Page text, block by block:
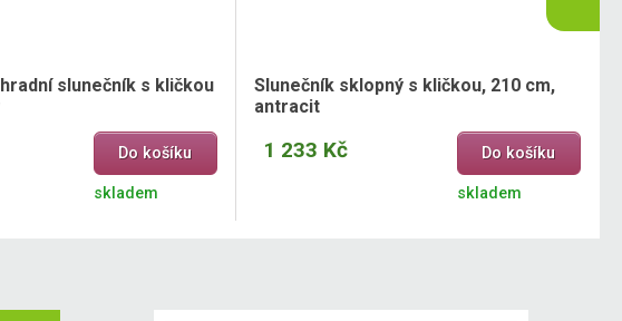
slunečník s kličkou
Do košíku
skladem
Slunečník sklopný s kličkou, 210 cm,
antracit
1 233 Kč Do košíku
skladem